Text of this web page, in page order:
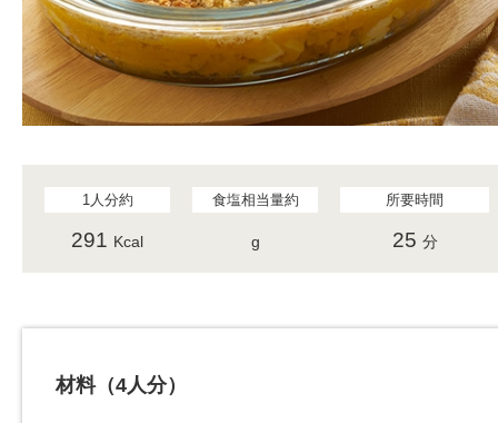
1人分約
291 Kcal
食塩相当量約
g
所要時間
25 分
材料（4人分）